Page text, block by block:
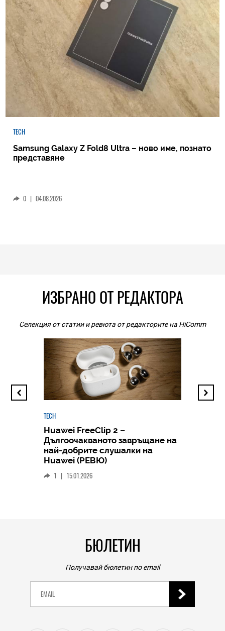
TECH
Samsung Galaxy Z Fold8 Ultra – ново име, познато
представяне
0 | 04.08.2026
ИЗБРАНО ОТ РЕДАКТОРА
Селекция от статии и ревюта от редакторите на HiComm
TECH
Huawei FreeClip 2 –
Дългоочакваното завръщане на
най-добрите слушалки на
Huawei (РЕВЮ)
1 | 15.01.2026
БЮЛЕТИН
Получавай бюлетин по email